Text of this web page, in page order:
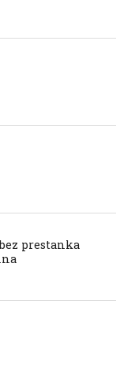
prestanka